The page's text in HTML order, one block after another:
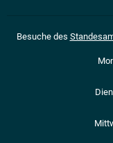
Besuche des